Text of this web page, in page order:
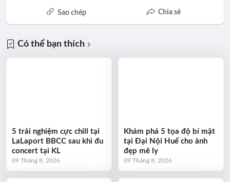
Sao chép Chia sẻ
Có thể bạn thích
5 trải nghiệm cực chill tại
LaLaport BBCC sau khi đu
concert tại KL
09 Tháng 8, 2026
Khám phá 5 tọa độ bí mật
tại Đại Nội Huế cho ảnh
đẹp mê ly
09 Tháng 8, 2026